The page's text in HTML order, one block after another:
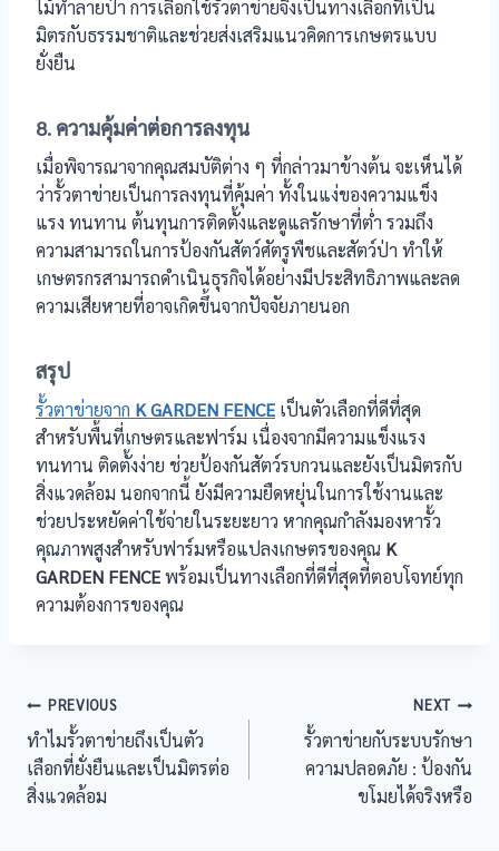
ไม้ทำลายป่า การเลือกใช้รั้วตาข่ายจึงเป็นทางเลือกที่เป็น
มิตรกับธรรมชาติและช่วยส่งเสริมแนวคิดการเกษตรแบบ
ยั่งยืน
8. ความคุ้มค่าต่อการลงทุน
เมื่อพิจารณาจากคุณสมบัติต่าง ๆ ที่กล่าวมาข้างต้น จะเห็นได้
ว่ารั้วตาข่ายเป็นการลงทุนที่คุ้มค่า ทั้งในแง่ของความแข็ง
แรง ทนทาน ต้นทุนการติดตั้งและดูแลรักษาที่ต่ำ รวมถึง
ความสามารถในการป้องกันสัตว์ศัตรูพืชและสัตว์ป่า ทำให้
เกษตรกรสามารถดำเนินธุรกิจได้อย่างมีประสิทธิภาพและลด
ความเสียหายที่อาจเกิดขึ้นจากปัจจัยภายนอก
สรุป
รั้วตาข่ายจาก K GARDEN FENCE เป็นตัวเลือกที่ดีที่สุด
สำหรับพื้นที่เกษตรและฟาร์ม เนื่องจากมีความแข็งแรง
ทนทาน ติดตั้งง่าย ช่วยป้องกันสัตว์รบกวนและยังเป็นมิตรกับ
สิ่งแวดล้อม นอกจากนี้ ยังมีความยืดหยุ่นในการใช้งานและ
ช่วยประหยัดค่าใช้จ่ายในระยะยาว หากคุณกำลังมองหารั้ว
คุณภาพสูงสำหรับฟาร์มหรือแปลงเกษตรของคุณ K
GARDEN FENCEพร้อมเป็นทางเลือกที่ดีที่สุดที่ตอบโจทย์ทุก
ความต้องการของคุณ
แนะแนว
เรื่อง
PREVIOUS
ทำไมรั้วตาข่ายถึงเป็นตัว
เลือกที่ยั่งยืนและเป็นมิตรต่อ
สิ่งแวดล้อม
NEXT
รั้วตาข่ายกับระบบรักษา
ความปลอดภัย : ป้องกัน
ขโมยได้จริงหรือ